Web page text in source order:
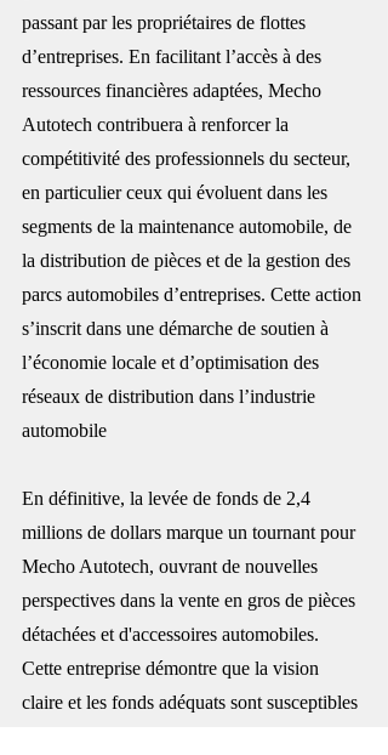
passant par les propriétaires de flottes
d’entreprises. En facilitant l’accès à des
ressources financières adaptées, Mecho
Autotech contribuera à renforcer la
compétitivité des professionnels du secteur,
en particulier ceux qui évoluent dans les
segments de la maintenance automobile, de
la distribution de pièces et de la gestion des
parcs automobiles d’entreprises. Cette action
s’inscrit dans une démarche de soutien à
l’économie locale et d’optimisation des
réseaux de distribution dans l’industrie
automobile
En définitive, la levée de fonds de 2,4
millions de dollars marque un tournant pour
Mecho Autotech, ouvrant de nouvelles
perspectives dans la vente en gros de pièces
détachées et d'accessoires automobiles.
Cette entreprise démontre que la vision
claire et les fonds adéquats sont susceptibles